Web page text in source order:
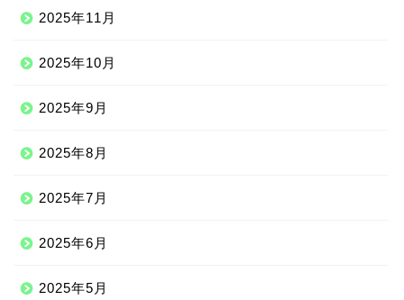
2025年11月
2025年10月
2025年9月
2025年8月
2025年7月
2025年6月
2025年5月